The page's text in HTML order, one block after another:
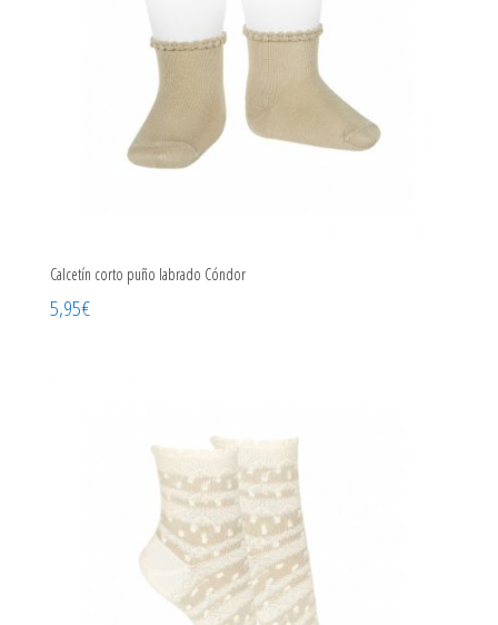
Calcetín corto puño labrado Cóndor
5,95€